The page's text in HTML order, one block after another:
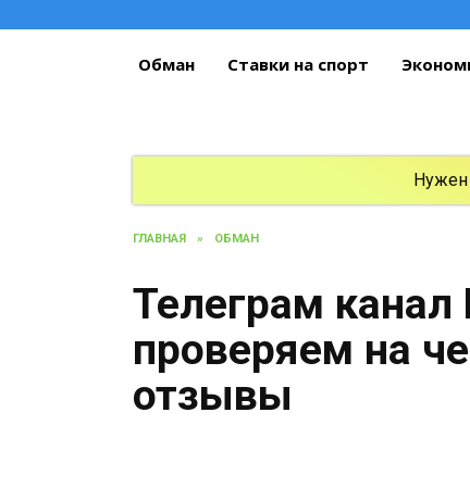
Обман Ставки на спорт
Нужен
ГЛАВНАЯ » ОБМАН
Телеграм
проверяем на
отзывы